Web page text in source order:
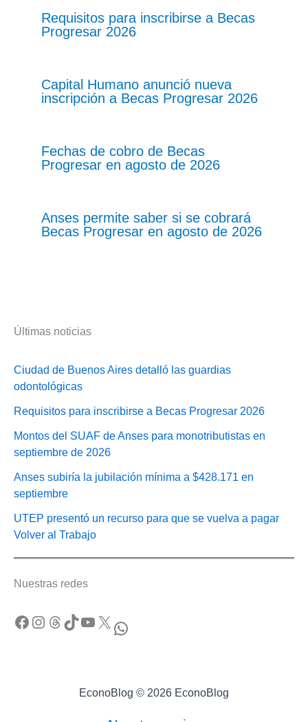
Requisitos para inscribirse a Becas
Progresar 2026
Capital Humano anunció nueva
inscripción a Becas Progresar 2026
Fechas de cobro de Becas
Progresar en agosto de 2026
Anses permite saber si se cobrará
Becas Progresar en agosto de 2026
Últimas noticias
Ciudad de Buenos Aires detalló las guardias
odontológicas
Requisitos para inscribirse a Becas Progresar 2026
Montos del SUAF de Anses para monotributistas en
septiembre de 2026
Anses subiría la jubilación mínima a $428.171 en
septiembre
UTEP presentó un recurso para que se vuelva a pagar
Volver al Trabajo
Nuestras redes
Facebook Instagram Threads TikTok YouTube X WhatsApp
EconoBlog © 2026 EconoBlog